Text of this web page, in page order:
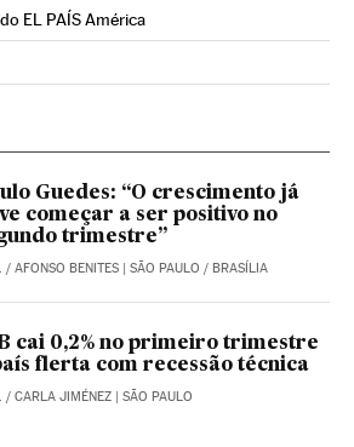
EL PAÍS América
en Twitter
Brasil en Instagram
País Brasil en Facebook
Guedes: “O crescimento já
começar a ser positivo no
trimestre”
/ AFONSO BENITES | SÃO PAULO / BRASÍLIA
cai 0,2% no primeiro trimestre
flerta com recessão técnica
/ CARLA JIMÉNEZ | SÃO PAULO